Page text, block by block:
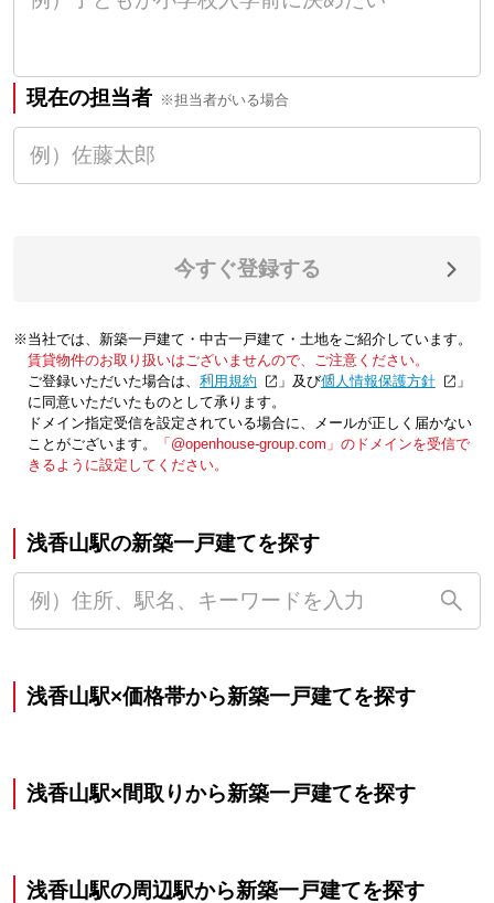
現在の担当者 ※担当者がいる場合
今すぐ登録する
※当社では、新築一戸建て・中古一戸建て・土地をご紹介しています。
賃貸物件のお取り扱いはございませんので、ご注意ください。
ご登録いただいた場合は、「利用規約 」及び「個人情報保護方針
」
に同意いただいたものとして承ります。
ドメイン指定受信を設定されている場合に、メールが正しく届かない
ことがございます。
「@openhouse-group.com」のドメインを受信で
きるように設定してください。
浅香山駅の新築一戸建てを探す
浅香山駅×価格帯から新築一戸建てを探す
浅香山駅×間取りから新築一戸建てを探す
浅香山駅の周辺駅から新築一戸建てを探す